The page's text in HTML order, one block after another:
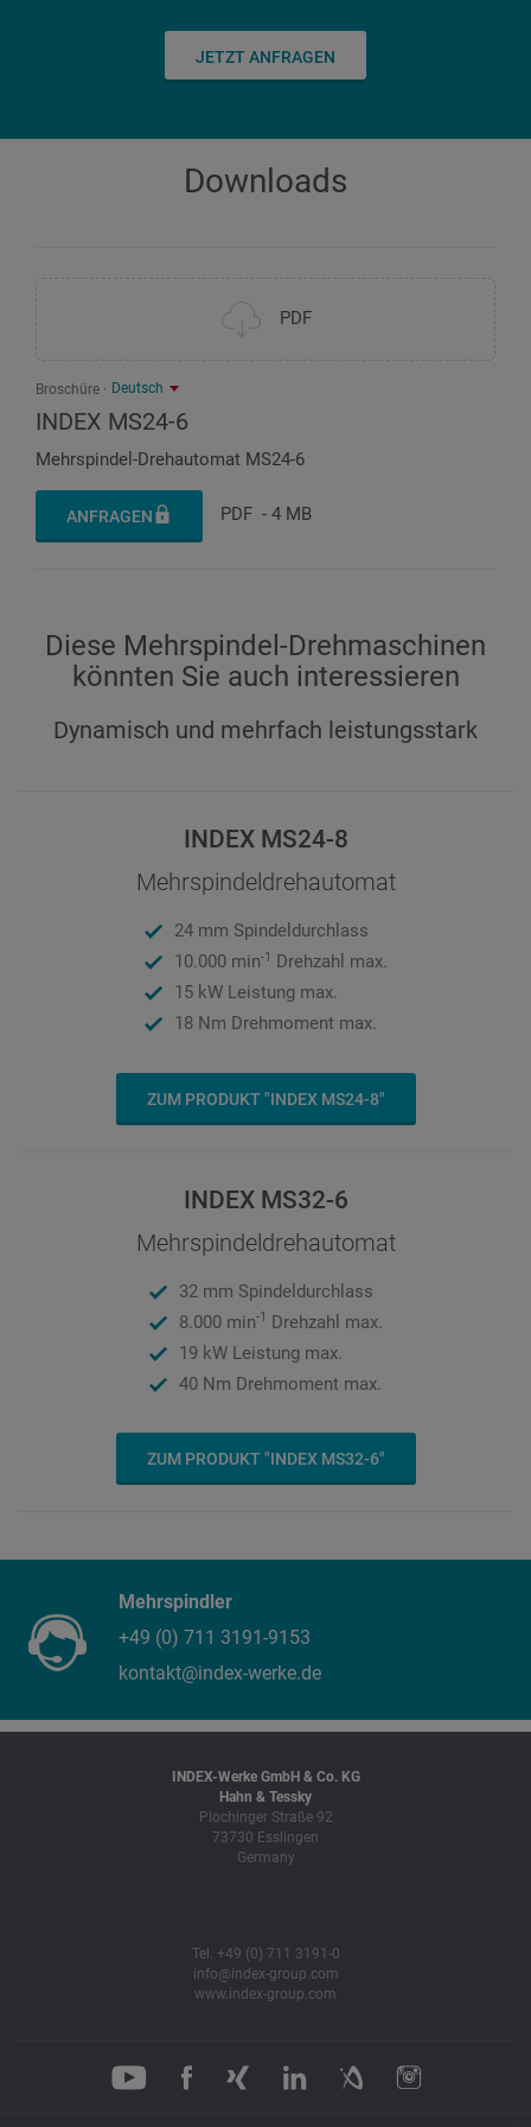
JETZT ANFRAGEN
Downloads
PDF
Broschüre Deutsch
INDEX MS24-6
Mehrspindel-Drehautomat MS24-6
ANFRAGEN PDF - 4 MB
Diese Mehrspindel-Drehmaschinen
könnten Sie auch interessieren
Dynamisch und mehrfach leistungsstark
INDEX MS24-8
Mehrspindeldrehautomat
24 mm Spindeldurchlass
10.000 min-1 Drehzahl max.
15 kW Leistung max.
18 Nm Drehmoment max.
ZUM PRODUKT "INDEX MS24-8"
INDEX MS32-6
Mehrspindeldrehautomat
32 mm Spindeldurchlass
8.000 min-1
Drehzahl max.
19 kW Leistung max.
40 Nm Drehmoment max.
ZUM PRODUKT "INDEX MS32-6"
Mehrspindler
+49 (0) 711 3191-9153
kontakt@index-werke.de
INDEX-Werke GmbH & Co. KG
Hahn & Tessky
Plochinger Straße 92
73730 Esslingen
Germany
Tel. +49 (0) 711 3191-0
info@index-group.com
www.index-group.com